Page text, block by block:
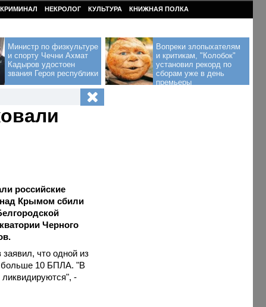
КРИМИНАЛ НЕКРОЛОГ КУЛЬТУРА КНИЖНАЯ ПОЛКА
Министр по физкультуре
и спорту Чечни Ахмат
Кадыров удостоен
звания Героя республики
Вопреки злопыхателям
и критикам, "Колобок"
установил рекорд по
сборам уже в день
премьеры
российские
Крымом сбили
Черного
что одной из
больше 10 БПЛА. "В
ликвидируются", -